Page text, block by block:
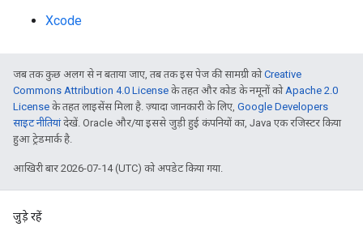
Xcode
जब तक कुछ अलग से न बताया जाए, तब तक इस पेज की सामग्री कोCreative
Commons Attribution 4.0 License के तहत और कोड के नमूनों कोApache 2.0
License के तहत लाइसेंस मिला है. ज़्यादा जानकारी के लिए, Google Developers
साइट नीतियांदेखें. Oracle और/या इससे जुड़ी हुई कंपनियों का, Java एक रजिस्टर किया
हुआ ट्रेडमार्क है.
आखिरी बार 2026-07-14 (UTC) को अपडेट किया गया.
जुड़े रहें